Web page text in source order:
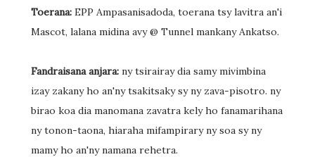
Toerana: EPP Ampasanisadoda, toerana tsy lavitra an'i
Mascot, lalana midina avy @ Tunnel mankany Ankatso.
Fandraisana anjara: ny tsirairay dia samy mivimbina
izay zakany ho an'ny tsakitsaky sy ny zava-pisotro. ny
birao koa dia manomana zavatra kely ho fanamarihana
ny tonon-taona, hiaraha mifampirary ny soa sy ny
mamy ho an'ny namana rehetra.